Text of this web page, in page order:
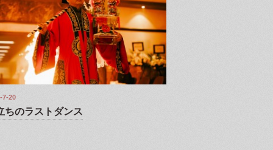
7-20
ちのラストダンス